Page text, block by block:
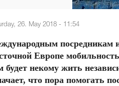
26. May 2018 - 11:54
посредникам
Европе
будет некому жить
что пора помогать